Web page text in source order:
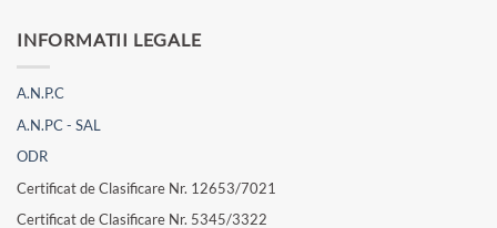
INFORMATII LEGALE
A.N.P.C
A.N.PC - SAL
ODR
Certificat de Clasificare Nr. 12653/7021
Certificat de Clasificare Nr. 5345/3322